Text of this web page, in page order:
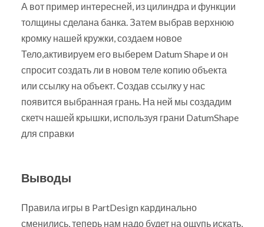
А вот пример интересней, из цилиндра и функции
толщины сделана банка. Затем выбрав верхнюю
кромку нашей кружки, создаем новое
Тело,активируем его выберем Datum Shape и он
спросит создать ли в новом теле копию объекта
или ссылку на объект. Создав ссылку у нас
появится выбранная грань. На ней мы создадим
скетч нашей крышки, используя грани DatumShape
для справки
Выводы
Правила игры в PartDesign кардинально
сменились, теперь нам надо будет на ощупь искать,